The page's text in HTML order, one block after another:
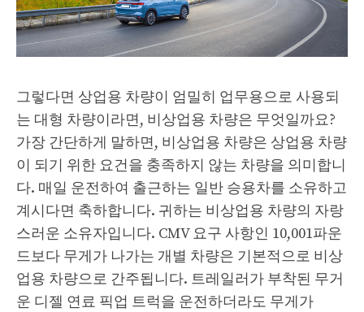
그렇다면 상업용 차량이 엄밀히 업무용으로 사용되
는 대형 차량이라면, 비상업용 차량은 무엇일까요?
가장 간단하게 말하면, 비상업용 차량은 상업용 차량
이 되기 위한 요건을 충족하지 않는 차량을 의미합니
다. 매일 운전하여 출근하는 일반 승용차를 소유하고
계시다면 축하합니다. 귀하는 비상업용 차량의 자랑
스러운 소유자입니다. CMV 요구 사항인 10,001파운
드보다 무게가 나가는 개별 차량은 기본적으로 비상
업용 차량으로 간주됩니다. 트레일러가 부착된 무거
운 디젤 연료 픽업 트럭을 운전하더라도 무게가